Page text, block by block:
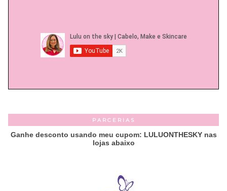
PARCERIAS
Ganhe desconto usando meu cupom: LULUONTHESKY nas
lojas abaixo